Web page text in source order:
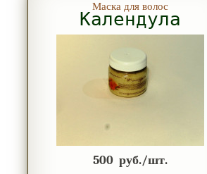
Маска для волос
Календула
500 руб./шт.